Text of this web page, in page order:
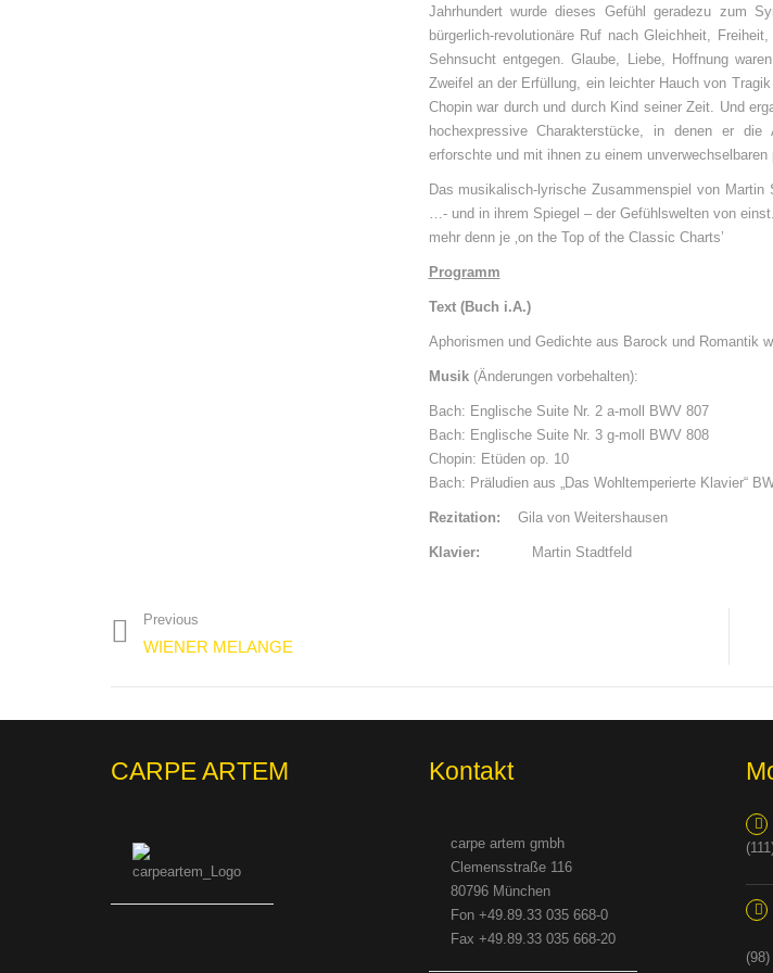
Jahrhundert wurde dieses Gefühl geradezu zum
bürgerlich-revolutionäre Ruf nach Gleichheit,
Sehnsucht entgegen. Glaube, Liebe, Hoffnung
Zweifel an der Erfüllung, ein leichter Hauch von
Chopin war durch und durch Kind seiner Zeit. Und
hochexpressive Charakterstücke, in denen er die
erforschte und mit ihnen zu einem unverwechselbaren
Das musikalisch-lyrische Zusammenspiel von
…- und in ihrem Spiegel – der Gefühlswelten von
mehr denn je ‚on the Top of the Classic Charts’
Programm
Text (Buch i.A.)
Aphorismen und Gedichte aus Barock und Romantik
Musik (Änderungen vorbehalten):
Bach: Englische Suite Nr. 2 a-moll BWV 807
Bach: Englische Suite Nr. 3 g-moll BWV 808
Chopin: Etüden op. 10
Bach: Präludien aus „Das Wohltemperierte Klavier“
Rezitation: Gila von Weitershausen
Klavier: Martin Stadtfeld
Previous
WIENER MELANGE
CARPE ARTEM Kontakt
carpe artem gmbh
Clemensstraße 116
80796 München
Fon +49.89.33 035 668-0
Fax +49.89.33 035 668-20